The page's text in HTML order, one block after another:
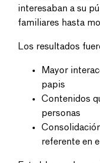
interesaban a su
familiares hasta
Los resultados
Mayor
papis
Contenidos
personas
referente en